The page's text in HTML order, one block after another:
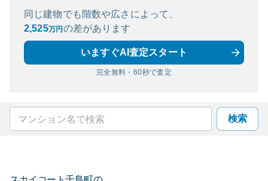
同じ建物でも階数や広さによって、
2,525万円 の差があります
いますぐAI査定スタート
完全無料・60秒で査定
検索